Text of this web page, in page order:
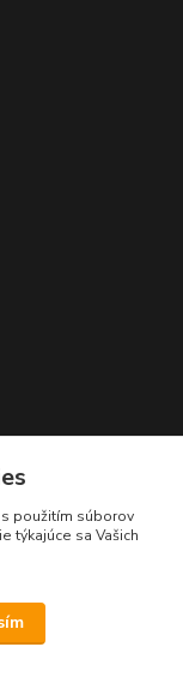
s použitím súborov
týkajúce sa Vašich